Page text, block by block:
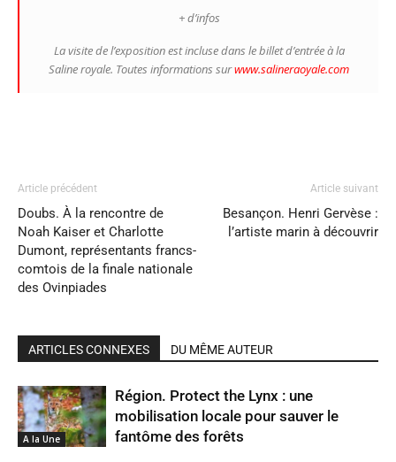
+ d’infos
La visite de l’exposition est incluse dans le billet d’entrée à la
Saline royale. Toutes informations surwww.salineraoyale.com
Article précédent
Doubs. À la rencontre de
Noah Kaiser et Charlotte
Dumont, représentants francs-
comtois de la finale nationale
des Ovinpiades
Article suivant
Besançon. Henri Gervèse :
l’artiste marin à découvrir
ARTICLES CONNEXES DU MÊME AUTEUR
A la Une
Région. Protect the Lynx : une
mobilisation locale pour sauver le
fantôme des forêts